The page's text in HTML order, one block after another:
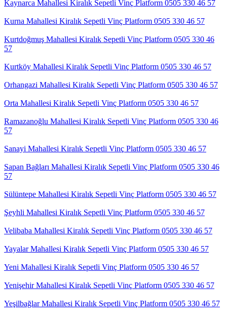
Kaynarca Mahallesi Kiralık Sepetli Vinç Platform 0505 330 46 57
Kurna Mahallesi Kiralık Sepetli Vinç Platform 0505 330 46 57
Kurtdoğmuş Mahallesi Kiralık Sepetli Vinç Platform 0505 330 46
57
Kurtköy Mahallesi Kiralık Sepetli Vinç Platform 0505 330 46 57
Orhangazi Mahallesi Kiralık Sepetli Vinç Platform 0505 330 46 57
Orta Mahallesi Kiralık Sepetli Vinç Platform 0505 330 46 57
Ramazanoğlu Mahallesi Kiralık Sepetli Vinç Platform 0505 330 46
57
Sanayi Mahallesi Kiralık Sepetli Vinç Platform 0505 330 46 57
Sapan Bağları Mahallesi Kiralık Sepetli Vinç Platform 0505 330 46
57
Sülüntepe Mahallesi Kiralık Sepetli Vinç Platform 0505 330 46 57
Şeyhli Mahallesi Kiralık Sepetli Vinç Platform 0505 330 46 57
Velibaba Mahallesi Kiralık Sepetli Vinç Platform 0505 330 46 57
Yayalar Mahallesi Kiralık Sepetli Vinç Platform 0505 330 46 57
Yeni Mahallesi Kiralık Sepetli Vinç Platform 0505 330 46 57
Yenişehir Mahallesi Kiralık Sepetli Vinç Platform 0505 330 46 57
Yeşilbağlar Mahallesi Kiralık Sepetli Vinç Platform 0505 330 46 57